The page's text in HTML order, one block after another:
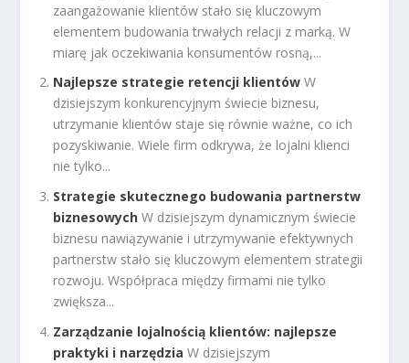
zaangażowanie klientów stało się kluczowym
elementem budowania trwałych relacji z marką. W
miarę jak oczekiwania konsumentów rosną,...
Najlepsze strategie retencji klientów W
dzisiejszym konkurencyjnym świecie biznesu,
utrzymanie klientów staje się równie ważne, co ich
pozyskiwanie. Wiele firm odkrywa, że lojalni klienci
nie tylko...
Strategie skutecznego budowania partnerstw
biznesowych W dzisiejszym dynamicznym świecie
biznesu nawiązywanie i utrzymywanie efektywnych
partnerstw stało się kluczowym elementem strategii
rozwoju. Współpraca między firmami nie tylko
zwiększa...
Zarządzanie lojalnością klientów: najlepsze
praktyki i narzędzia W dzisiejszym